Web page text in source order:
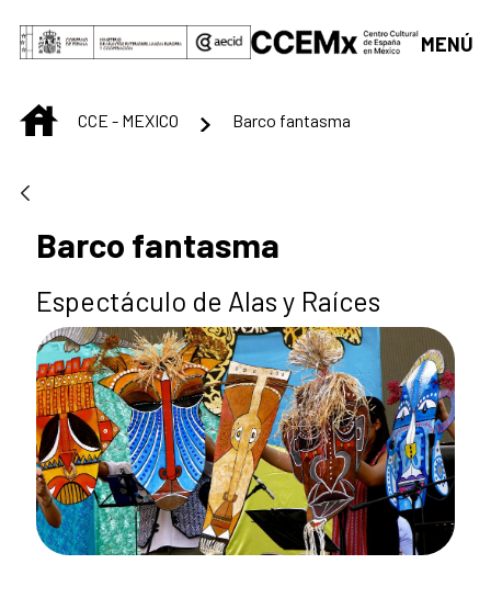
Saltar al contenido principal
MENÚ
INICIOCCE - MEXICO Barco fantasma
Barco fantasma
Espectáculo de Alas y Raíces